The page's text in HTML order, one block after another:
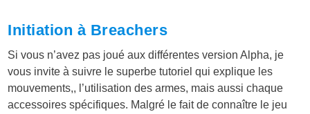
Initiation à Breachers
Si vous n’avez pas joué aux différentes version Alpha, je
vous invite à suivre le superbe tutoriel qui explique les
mouvements,, l’utilisation des armes, mais aussi chaque
accessoires spécifiques. Malgré le fait de connaître le jeu